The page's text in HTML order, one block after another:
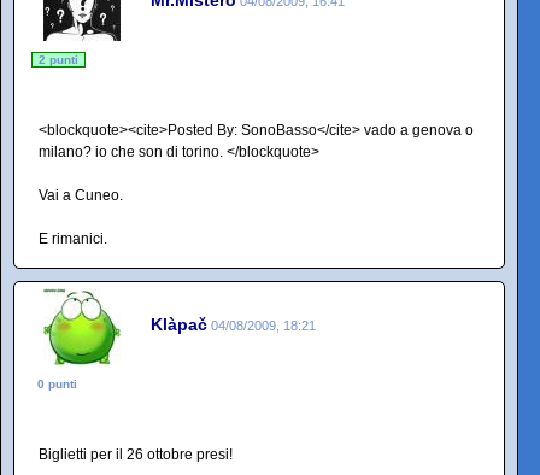
2 punti
<blockquote><cite>Posted By: SonoBasso</cite> vado a genova o
milano? io che son di torino. </blockquote>
Vai a Cuneo.
E rimanici.
Klàpač 04/08/2009, 18:21
0 punti
Biglietti per il 26 ottobre presi!